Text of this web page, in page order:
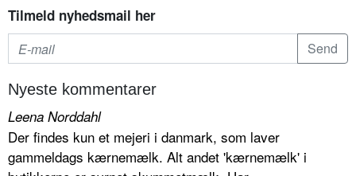
Tilmeld nyhedsmail her
Nyeste kommentarer
Leena Norddahl
Der findes kun et mejeri i danmark, som laver
gammeldags kærnemælk. Alt andet 'kærnemælk' i